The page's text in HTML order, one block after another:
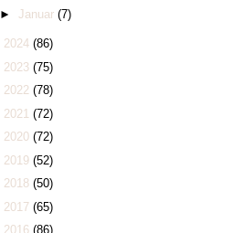
► Januar (7)
2024 (86)
2023 (75)
2022 (78)
2021 (72)
2020 (72)
2019 (52)
2018 (50)
2017 (65)
2016 (86)